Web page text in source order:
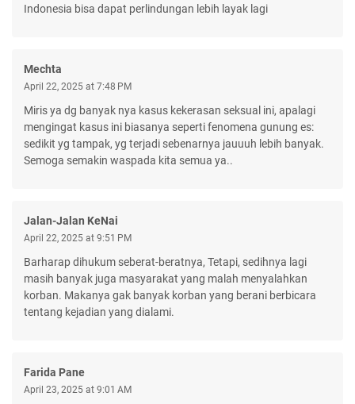
Indonesia bisa dapat perlindungan lebih layak lagi
Mechta
April 22, 2025 at 7:48 PM
Miris ya dg banyak nya kasus kekerasan seksual ini, apalagi
mengingat kasus ini biasanya seperti fenomena gunung es:
sedikit yg tampak, yg terjadi sebenarnya jauuuh lebih banyak.
Semoga semakin waspada kita semua ya..
Jalan-Jalan KeNai
April 22, 2025 at 9:51 PM
Barharap dihukum seberat-beratnya, Tetapi, sedihnya lagi
masih banyak juga masyarakat yang malah menyalahkan
korban. Makanya gak banyak korban yang berani berbicara
tentang kejadian yang dialami.
Farida Pane
April 23, 2025 at 9:01 AM